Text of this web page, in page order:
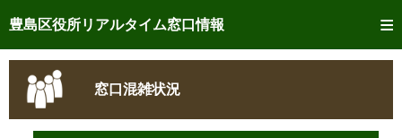
豊島区役所リアルタイム窓口情報
トップページへ
ご利用方法
事前予約
窓口混雑状況